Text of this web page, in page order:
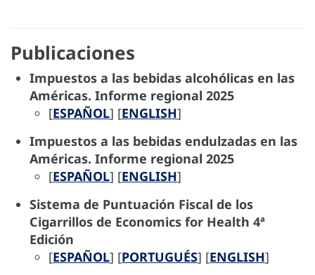
Publicaciones
Impuestos a las bebidas alcohólicas en las
Américas. Informe regional 2025
[ESPAÑOL] [ENGLISH]
Impuestos a las bebidas endulzadas en las
Américas. Informe regional 2025
[ESPAÑOL] [ENGLISH]
Sistema de Puntuación Fiscal de los
Cigarrillos de Economics for Health 4ª
Edición
[ESPAÑOL] [PORTUGUÉS] [ENGLISH]